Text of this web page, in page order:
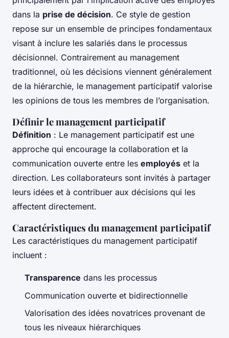
dans la prise de décision. Ce style de gestion
repose sur un ensemble de principes fondamentaux
visant à inclure les salariés dans le processus
décisionnel. Contrairement au management
traditionnel, où les décisions viennent généralement
de la hiérarchie, le management participatif valorise
les opinions de tous les membres de l’organisation.
Définir le management participatif
Définition : Le management participatif est une
approche qui encourage la collaboration et la
communication ouverte entre les employés et la
direction. Les collaborateurs sont invités à partager
leurs idées et à contribuer aux décisions qui les
affectent directement.
Caractéristiques du management participatif
Les caractéristiques du management participatif
incluent :
Transparence dans les processus
Communication ouverte et bidirectionnelle
Valorisation des idées novatrices provenant de
tous les niveaux hiérarchiques